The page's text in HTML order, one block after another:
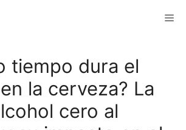
tiempo dura el
la cerveza? La
cero al